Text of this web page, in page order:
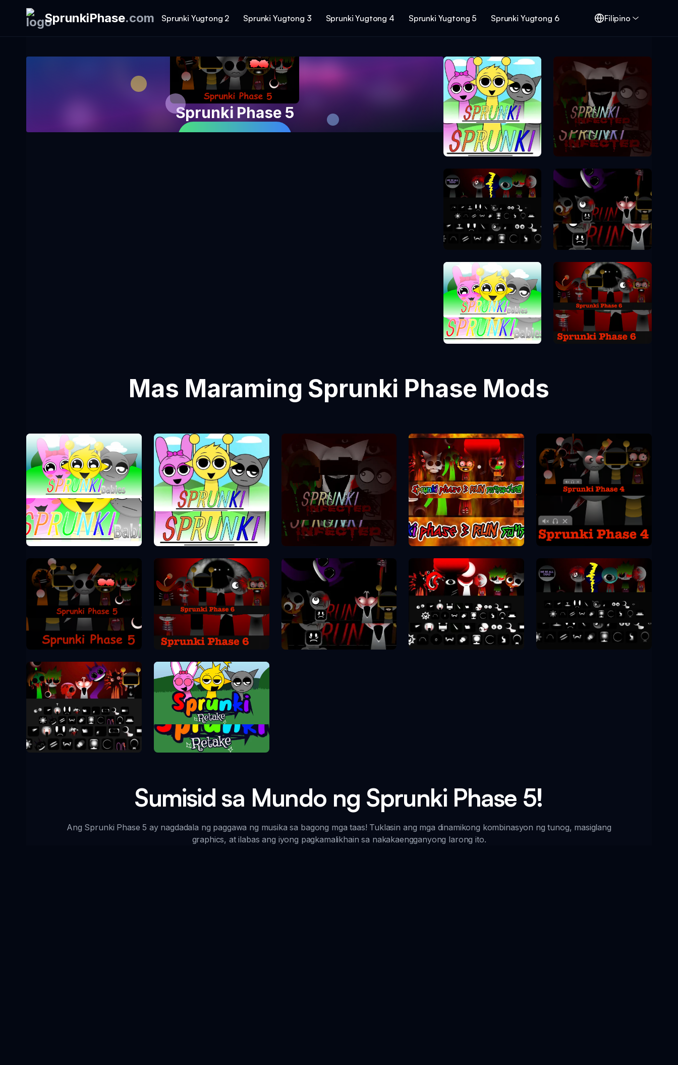
SprunkiPhase.com Sprunki Yugtong 2 Sprunki Yugtong 3 Sprunki Yugtong 4 Sprunki Yugtong 5 Sprunki Yugtong 6 Filipino
Sprunki Phase 5
Sprunki Phase 1
Sprunki Phase 2
Sprunki Phase 9 Sprunki Phase 7
Sprunki Phase 0
Sprunki Phase 6
Mas Maraming Sprunki Phase Mods
Sprunki Phase 0
Sprunki Phase 1
Sprunki Phase 2
Sprunki Phase 3 Sprunki Phase 4
Sprunki Phase 5
Sprunki Phase 6
Sprunki Phase 7
Sprunki Phase 8 Sprunki Phase 9
Sprunki Phase 10 Sprunki Retake
Sumisid sa Mundo ng Sprunki Phase 5!
Ang Sprunki Phase 5 ay nagdadala ng paggawa ng musika sa bagong mga taas! Tuklasin ang mga dinamikong kombinasyon ng tunog, masiglang
graphics, at ilabas ang iyong pagkamalikhain sa nakakaengganyong larong ito.